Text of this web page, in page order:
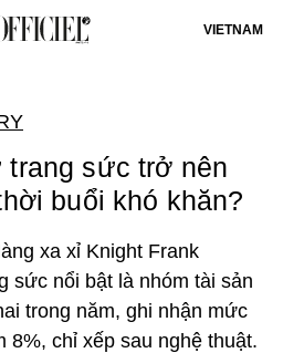
VIETNAM
trang sức trở nên
buổi khó khăn?
xa xỉ Knight Frank
sức nổi bật là nhóm tài sản
trong năm, ghi nhận mức
8%, chỉ xếp sau nghệ thuật.